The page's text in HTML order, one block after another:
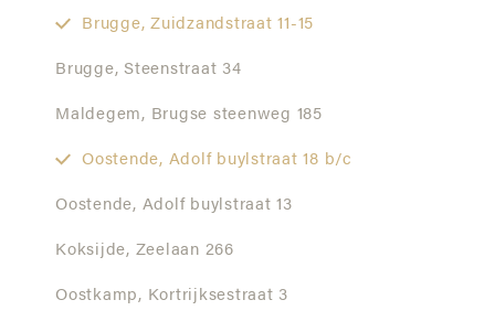
Brugge, Zuidzandstraat 11-15
Brugge, Steenstraat 34
Maldegem, Brugse steenweg 185
Oostende, Adolf buylstraat 18 b/c
Oostende, Adolf buylstraat 13
Koksijde, Zeelaan 266
Oostkamp, Kortrijksestraat 3